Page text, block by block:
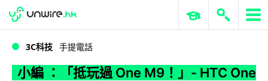
WWDC 2026 ERP 與商業 AI
3C科技 手提電話
小編 ：「抵玩過 One M9！」- HTC One